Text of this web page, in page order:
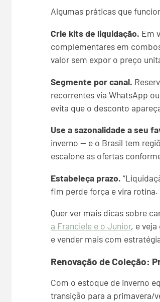
Algumas práticas que
Crie kits de liquidação. Em
complementares em
valor sem expor o preço
Segmente por canal.
recorrentes via WhatsApp
evita que o desconto
Use a sazonalidade a seu
inverno — e o Brasil tem
escalone as ofertas
Estabeleça prazo.
fim perde força e vira rotina.
Quer ver mais dicas sobre
a Franciele e o Junior, e
e vender mais com
Renovação de Coleção:
Com o estoque de inverno
transição para a primavera/